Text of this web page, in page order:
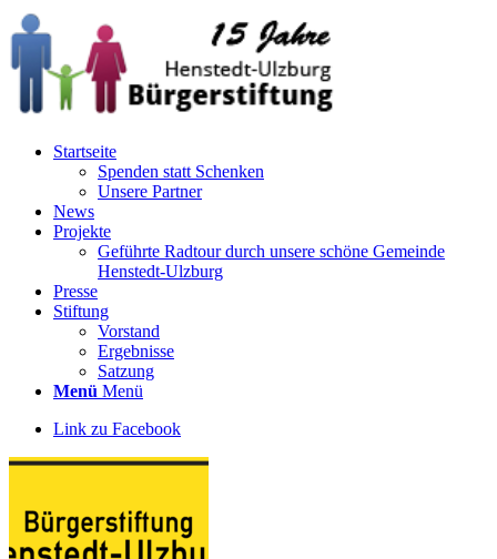
Startseite
Spenden statt Schenken
Unsere Partner
News
Projekte
Geführte Radtour durch unsere schöne Gemeinde
Henstedt-Ulzburg
Presse
Stiftung
Vorstand
Ergebnisse
Satzung
Menü Menü
Link zu Facebook